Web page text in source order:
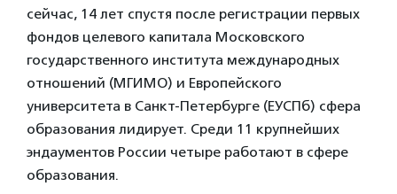
сейчас, 14 лет спустя после регистрации первых
фондов целевого капитала Московского
государственного института международных
отношений (МГИМО) и Европейского
университета в Санкт-Петербурге (ЕУСПб) сфера
образования лидирует. Среди 11 крупнейших
эндаументов России четыре работают в сфере
образования.